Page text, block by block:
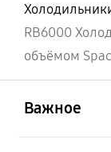
RB6000
объёмом
Важное